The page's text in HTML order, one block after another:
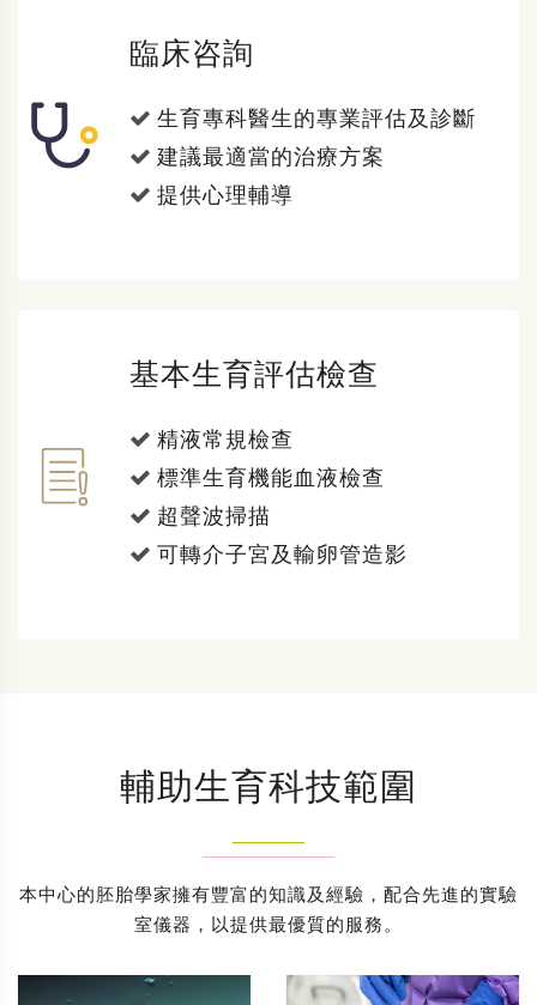
臨床咨詢
生育專科醫生的專業評估及診斷
建議最適當的治療方案
提供心理輔導
基本生育評估檢查
精液常規檢查
標準生育機能血液檢查
超聲波掃描
可轉介子宮及輸卵管造影
輔助生育科技範圍
本中心的胚胎學家擁有豐富的知識及經驗，配合先進的實驗
室儀器，以提供最優質的服務。